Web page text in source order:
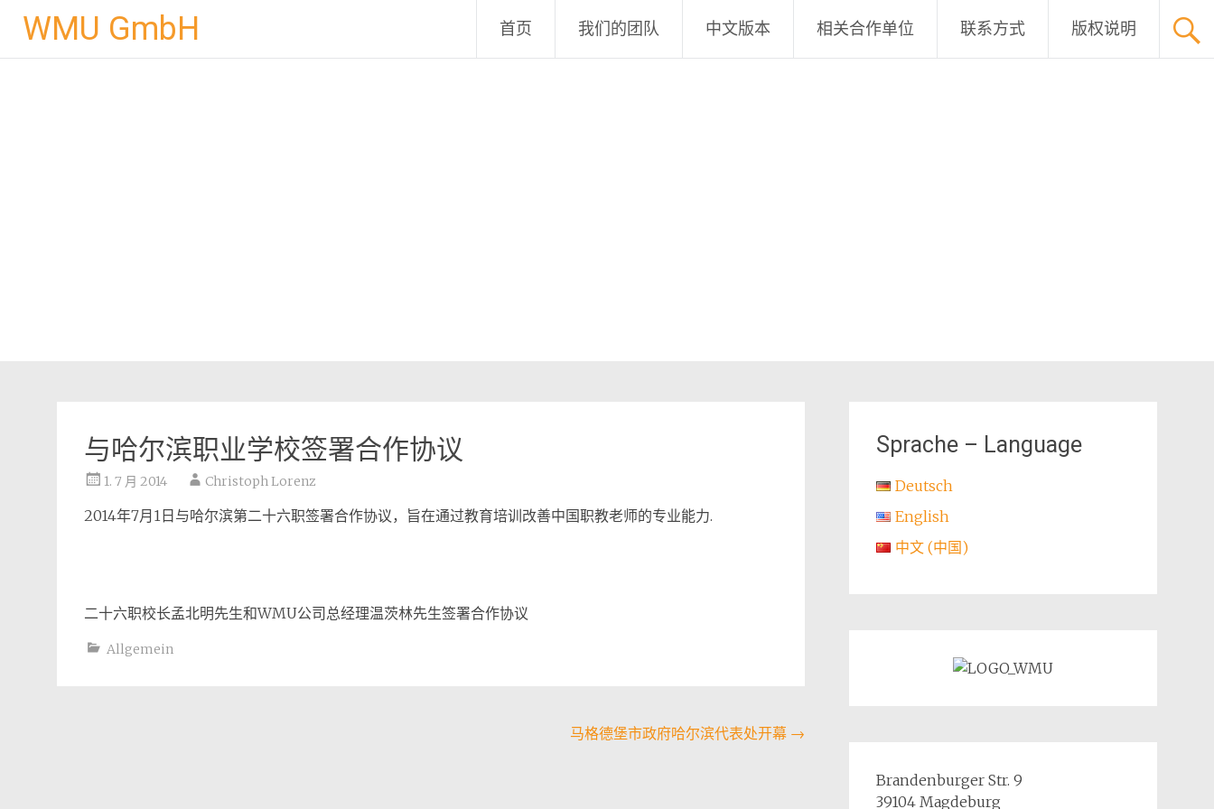
content
WMU GmbH 首页 我们的团队 中文版本 相关合作单位 联系方式 版权说明
与哈尔滨职业学校签署合作协议
1. 7 月 2014 Christoph Lorenz
2014年7月1日与哈尔滨第二十六职签署合作协议，旨在通过教育培训改善中国职教老师的专业能力.
二十六职校长孟北明先生和WMU公司总经理温茨林先生签署合作协议
Allgemein
马格德堡市政府哈尔滨代表处开幕 →
Sprache – Language
Deutsch
English
中文 (中国)
Brandenburger Str. 9
39104 Magdeburg